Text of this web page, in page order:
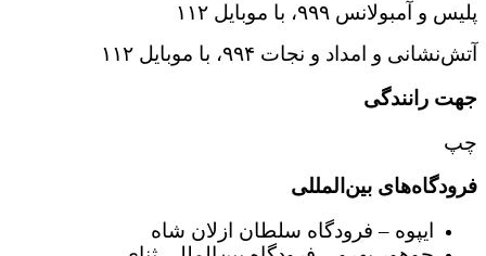
پلیس و آمبولانس ۹۹۹، با موبایل ۱۱۲
آتش‌نشانی و امداد و نجات ۹۹۴، با موبایل ۱۱۲
جهت رانندگی
چپ
فرودگاه‌های بین‌المللی
ایپوه – فرودگاه سلطان ازلان شاه